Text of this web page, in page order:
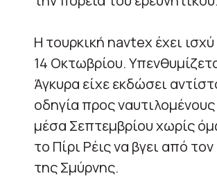
Η τουρκική navtex έχει
14 Οκτωβρίου.
Άγκυρα είχε εκδώσει
οδηγία προς
μέσα Σεπτεμβρίου χωρίς
το Πίρι Ρέις να βγει από
της Σμύρνης.